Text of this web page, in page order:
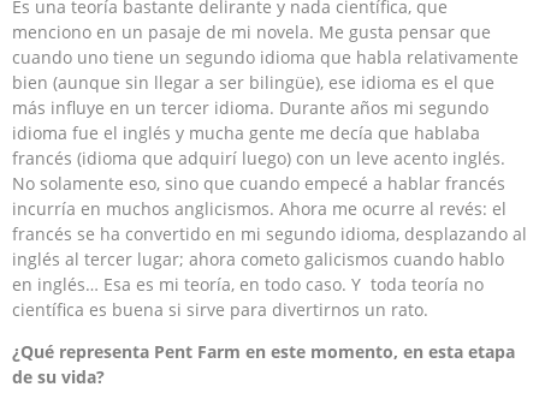
Es una teoría bastante delirante y nada científica, que
menciono en un pasaje de mi novela. Me gusta pensar que
cuando uno tiene un segundo idioma que habla relativamente
bien (aunque sin llegar a ser bilingüe), ese idioma es el que
más influye en un tercer idioma. Durante años mi segundo
idioma fue el inglés y mucha gente me decía que hablaba
francés (idioma que adquirí luego) con un leve acento inglés.
No solamente eso, sino que cuando empecé a hablar francés
incurría en muchos anglicismos. Ahora me ocurre al revés: el
francés se ha convertido en mi segundo idioma, desplazando al
inglés al tercer lugar; ahora cometo galicismos cuando hablo
en inglés… Esa es mi teoría, en todo caso. Y toda teoría no
científica es buena si sirve para divertirnos un rato.
¿Qué representa Pent Farm en este momento, en esta etapa
de su vida?